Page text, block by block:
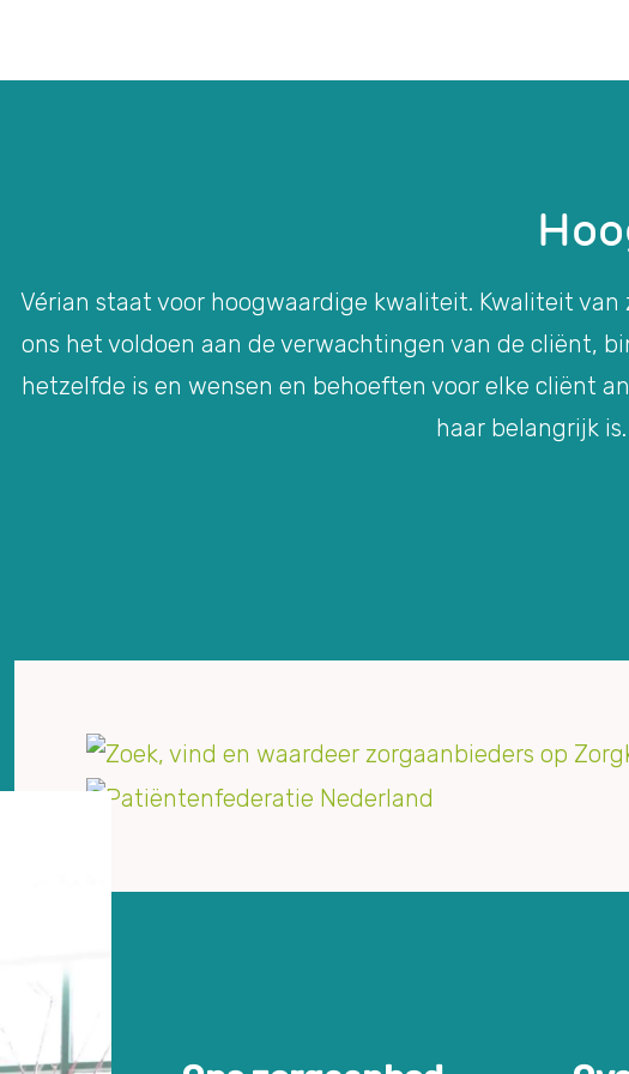
Vérian staat voor hoogwaardige kwaliteit. Kwaliteit
ons het voldoen aan de verwachtingen van de cliënt,
hetzelfde is en wensen en behoeften voor elke cliënt
haar belangrijk